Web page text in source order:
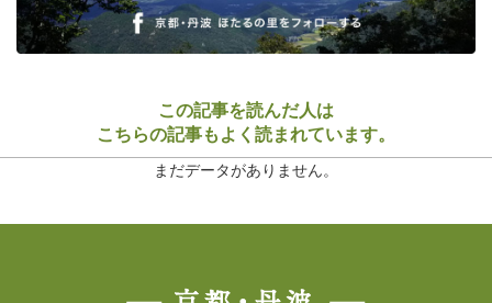
この記事を読んだ人は
こちらの記事もよく読まれています。
まだデータがありません。